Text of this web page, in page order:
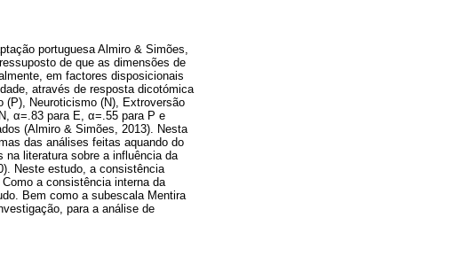
portuguesa Almiro & Simões,
de que as dimensões de
em factores disposicionais
através de resposta dicotómica
(P), Neuroticismo (N), Extroversão
α=.83 para E, α=.55 para P e
(Almiro & Simões, 2013). Nesta
das análises feitas aquando do
na literatura sobre a influência da
Neste estudo, a consistência
a consistência interna da
Bem como a subescala Mentira
para a análise de